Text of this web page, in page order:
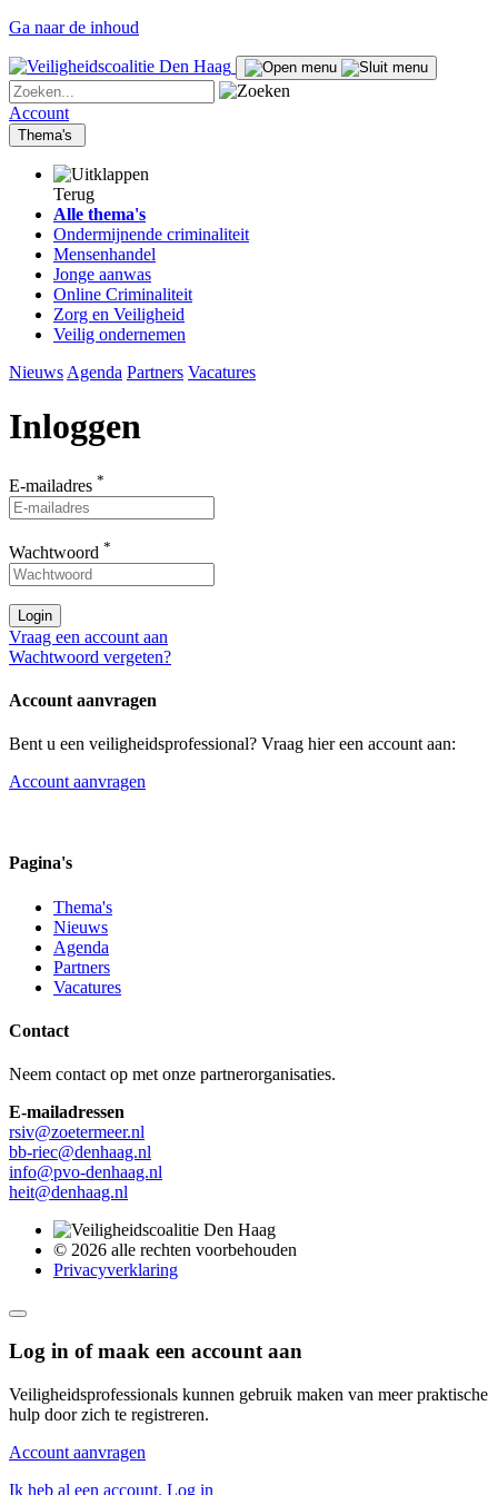
Ga naar de inhoud
Account
Thema's
Terug
Alle thema's
Ondermijnende criminaliteit
Mensenhandel
Jonge aanwas
Online Criminaliteit
Zorg en Veiligheid
Veilig ondernemen
Nieuws Agenda Partners Vacatures
Inloggen
E-mailadres *
Wachtwoord *
Login
Vraag een account aan
Wachtwoord vergeten?
Account aanvragen
Bent u een veiligheidsprofessional? Vraag hier een account aan:
Account aanvragen
Pagina's
Thema's
Nieuws
Agenda
Partners
Vacatures
Contact
Neem contact op met onze partnerorganisaties.
E-mailadressen
rsiv@zoetermeer.nl
bb-riec@denhaag.nl
info@pvo-denhaag.nl
heit@denhaag.nl
© 2026 alle rechten voorbehouden
Privacyverklaring
Log in of maak een account aan
Veiligheidsprofessionals kunnen gebruik maken van meer praktische
hulp door zich te registreren.
Account aanvragen
Ik heb al een account. Log in